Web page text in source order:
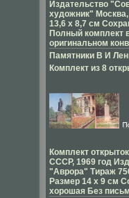
Издательство
художник"
13,6 х 8,7 см
Полный комплект
оригинальном
Памятники В И
Комплект из 8
Издательство:
3078y.
Комплект
СССР, 1969 год
"Аврора" Тираж
Размер 14 х 9 см
хорошая Без